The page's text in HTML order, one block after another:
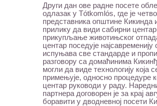
Други дан ове радне посете
одлазак у Tótkomlós, где је
представника општине Кикинда
прилику да види сабирни
прикупљање животињског
центар поседује
испуњава све стандарде и
разговору са домаћинима
могли да виде технологију која
примењује, односно процедуре
центар руководи у раду.
партнера договорен је за крај
боравити у дводневној посети